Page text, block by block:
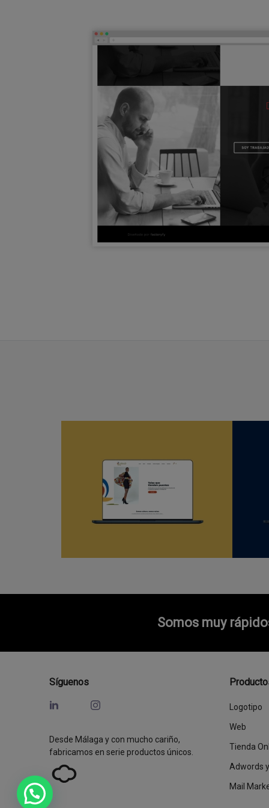
Somos muy
Síguenos
Desde Málaga y con mucho cariño,
fabricamos en serie productos únicos.
Logotipo
Web
Tienda
Adwords
Mail